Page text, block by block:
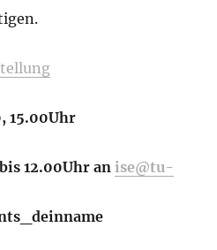
15.00Uhr
12.00Uhr anise@tu-